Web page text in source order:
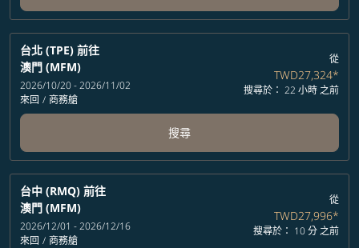
台北 (TPE) 前往
澳門 (MFM)
2026/10/20 - 2026/11/02
來回 / 商務艙
從
TWD27,324*
搜尋於： 22 小時 之前
搜尋
台中 (RMQ) 前往
澳門 (MFM)
2026/12/01 - 2026/12/16
來回 / 商務艙
從
TWD27,996*
搜尋於： 10 分 之前